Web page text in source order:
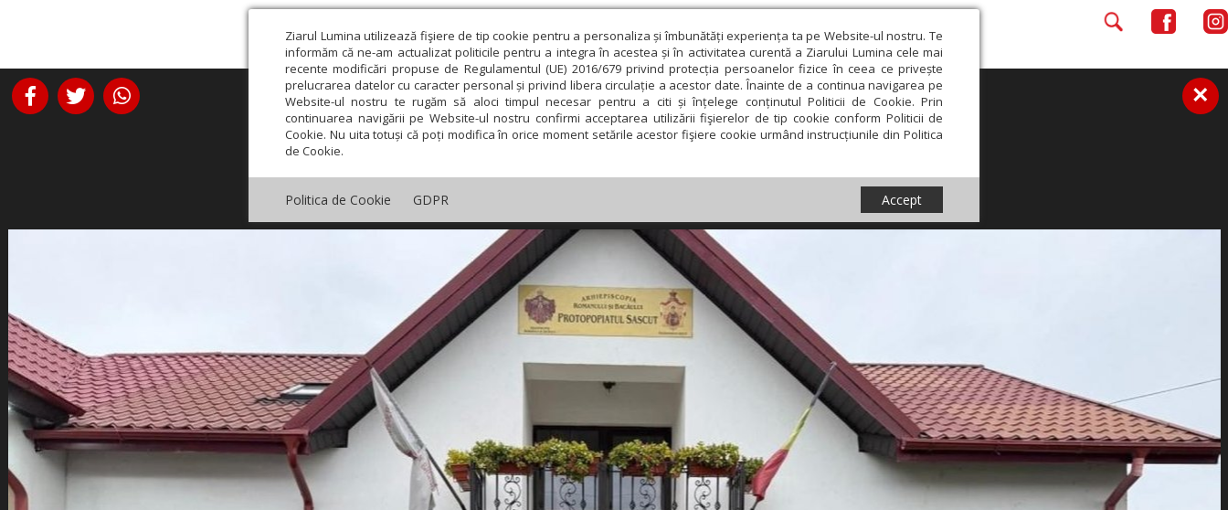
Ziarul Lumina utilizează fişiere de tip cookie pentru a personaliza și îmbunătăți experiența ta pe Website-ul nostru. Te
informăm că ne-am actualizat politicile pentru a integra în acestea și în activitatea curentă a Ziarului Lumina cele mai
recente modificări propuse de Regulamentul (UE) 2016/679 privind protecția persoanelor fizice în ceea ce privește
prelucrarea datelor cu caracter personal și privind libera circulație a acestor date. Înainte de a continua navigarea pe
Website-ul nostru te rugăm să aloci timpul necesar pentru a citi și înțelege conținutul Politicii de Cookie. Prin
continuarea navigării pe Website-ul nostru confirmi acceptarea utilizării fişierelor de tip cookie conform Politicii de
Cookie. Nu uita totuși că poți modifica în orice moment setările acestor fişiere cookie urmând instrucțiunile din Politica
de Cookie.
Politica de Cookie GDPR Accept
×